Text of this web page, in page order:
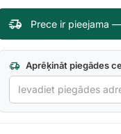
Prece ir pieejama
Aprēķināt piegādes